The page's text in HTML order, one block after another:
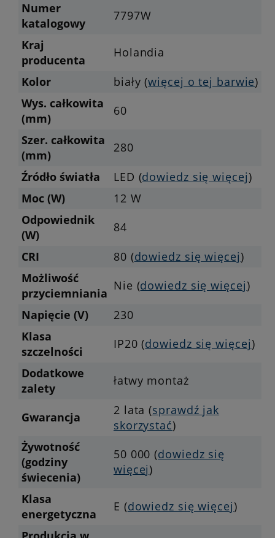
Numer
katalogowy
7797W
Kraj
producenta
Holandia
Kolor
biały (więcej o tej barwie)
Wys. całkowita
(mm)
60
Szer. całkowita
(mm)
280
Źródło światła
LED (dowiedz się więcej)
Moc (W)
12 W
Odpowiednik
(W)
84
CRI
80 (dowiedz się więcej)
Możliwość
przyciemniania
Nie (dowiedz się więcej)
Napięcie (V)
230
Klasa
szczelności
IP20 (dowiedz się więcej)
Dodatkowe
zalety
łatwy montaż
Gwarancja 2 lata (sprawdź jak
skorzystać)
Żywotność
(godziny
świecenia)
50 000 (dowiedz się
więcej)
Klasa
energetyczna
E (dowiedz się więcej)